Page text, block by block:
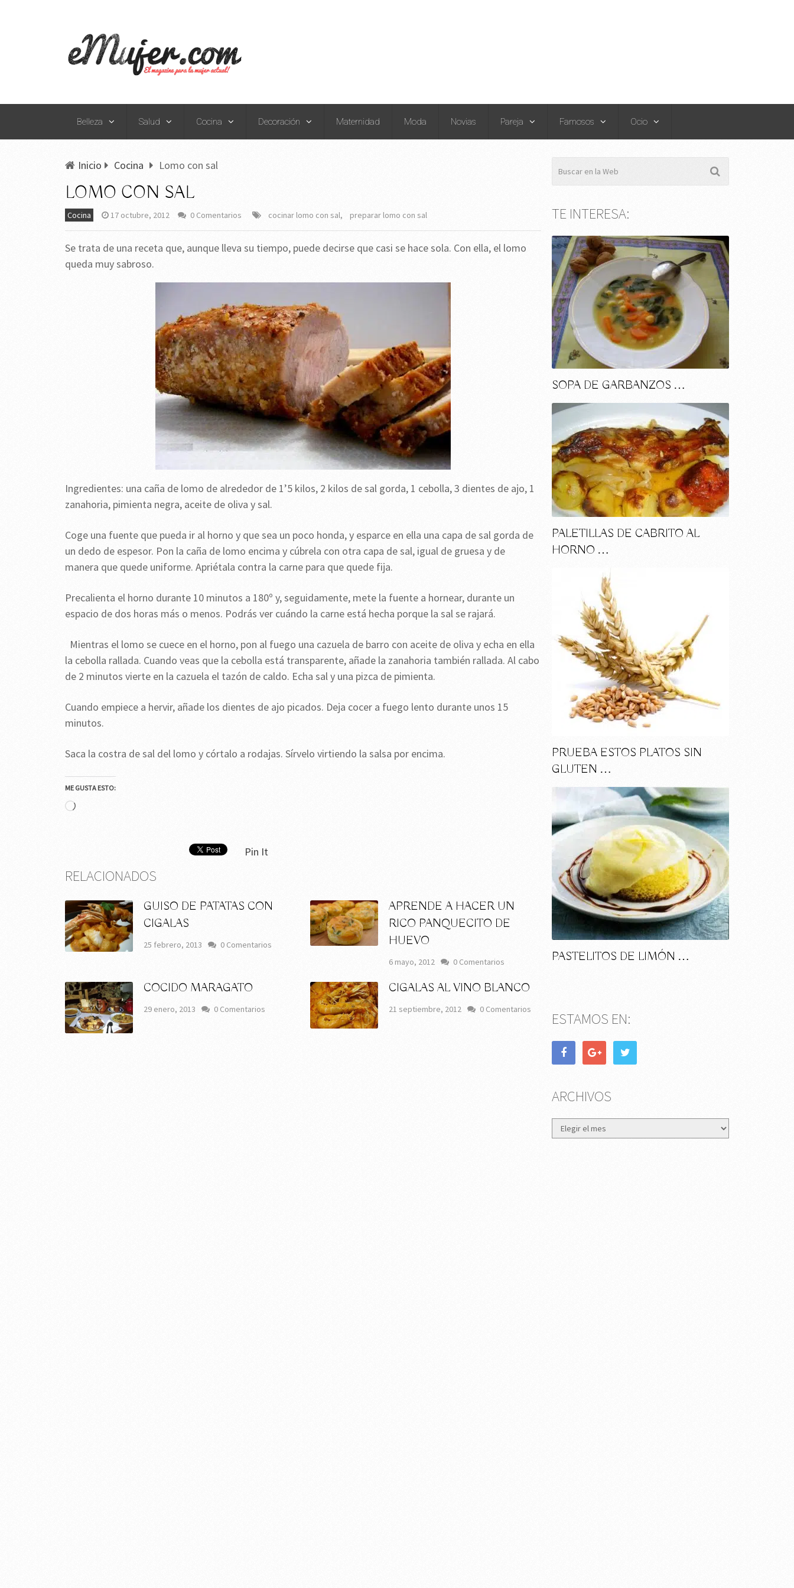
Belleza Salud Cocina Decoración Maternidad Moda Novias Pareja Famosos Ocio
Inicio Cocina Lomo con sal
LOMO CON SAL
Cocina 17 octubre, 2012 0 Comentarios cocinar lomo con sal, preparar lomo con sal
Se trata de una receta que, aunque lleva su tiempo, puede decirse que casi se hace sola. Con ella, el lomo
queda muy sabroso.
Ingredientes: una caña de lomo de alrededor de 1’5 kilos, 2 kilos de sal gorda, 1 cebolla, 3 dientes de ajo, 1
zanahoria, pimienta negra, aceite de oliva y sal.
Coge una fuente que pueda ir al horno y que sea un poco honda, y esparce en ella una capa de sal gorda de
un dedo de espesor. Pon la caña de lomo encima y cúbrela con otra capa de sal, igual de gruesa y de
manera que quede uniforme. Apriétala contra la carne para que quede fija.
Precalienta el horno durante 10 minutos a 180º y, seguidamente, mete la fuente a hornear, durante un
espacio de dos horas más o menos. Podrás ver cuándo la carne está hecha porque la sal se rajará.
Mientras el lomo se cuece en el horno, pon al fuego una cazuela de barro con aceite de oliva y echa en ella
la cebolla rallada. Cuando veas que la cebolla está transparente, añade la zanahoria también rallada. Al cabo
de 2 minutos vierte en la cazuela el tazón de caldo. Echa sal y una pizca de pimienta.
Cuando empiece a hervir, añade los dientes de ajo picados. Deja cocer a fuego lento durante unos 15
minutos.
Saca la costra de sal del lomo y córtalo a rodajas. Sírvelo virtiendo la salsa por encima.
ME GUSTA ESTO:
Cargando...
Pin It
RELACIONADOS
GUISO DE PATATAS CON
CIGALAS
25 febrero, 2013 0 Comentarios
APRENDE A HACER UN
RICO PANQUECITO DE
HUEVO
6 mayo, 2012 0 Comentarios
COCIDO MARAGATO
29 enero, 2013 0 Comentarios
CIGALAS AL VINO BLANCO
21 septiembre, 2012 0 Comentarios
TE INTERESA:
SOPA DE GARBANZOS …
PALETILLAS DE CABRITO AL
HORNO …
PRUEBA ESTOS PLATOS SIN
GLUTEN …
PASTELITOS DE LIMÓN …
ESTAMOS EN:
ARCHIVOS
Archivos